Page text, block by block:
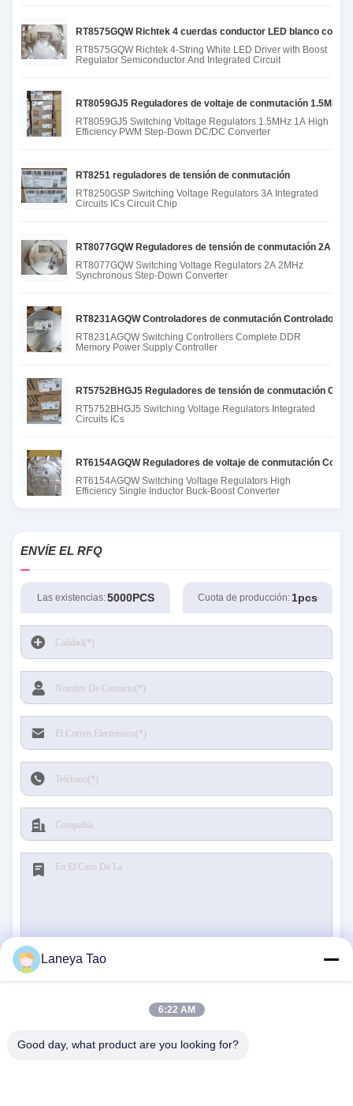
RT8575GQW Richtek 4 cuerdas conductor LED blanco con
RT8575GQW Richtek 4-String White LED Driver with Boost
Regulator Semiconductor And Integrated Circuit
RT8059GJ5 Reguladores de voltaje de conmutación
RT8059GJ5 Switching Voltage Regulators 1.5MHz 1A High
Efficiency PWM Step-Down DC/DC Converter
RT8251 reguladores de tensión de conmutación
RT8250GSP Switching Voltage Regulators 3A Integrated
Circuits ICs Circuit Chip
RT8077GQW Reguladores de tensión de conmutación 2A
RT8077GQW Switching Voltage Regulators 2A 2MHz
Synchronous Step-Down Converter
RT8231AGQW Controladores de conmutación Controlador
RT8231AGQW Switching Controllers Complete DDR
Memory Power Supply Controller
RT5752BHGJ5 Reguladores de tensión de conmutación
RT5752BHGJ5 Switching Voltage Regulators Integrated
Circuits ICs
RT6154AGQW Reguladores de voltaje de conmutación
RT6154AGQW Switching Voltage Regulators High
Efficiency Single Inductor Buck-Boost Converter
ENVÍE EL RFQ
Las existencias:5000PCS Cuota de producción: 1pcs
Laneya Tao
6:22 AM
Good day, what product are you looking for?